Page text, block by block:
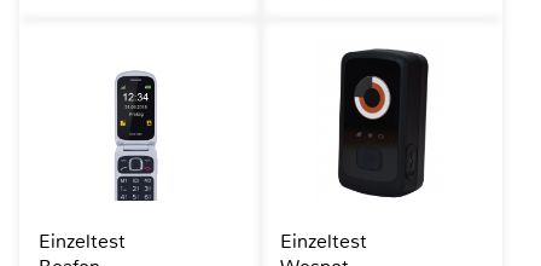
Einzeltest
Einzeltest